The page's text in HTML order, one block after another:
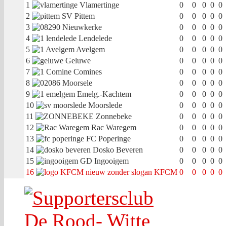
1
Vlamertinge 0 0 0 0 0
2
SV Pittem 0 0 0 0 0
3
Nieuwkerke 0 0 0 0 0
4
Lendelede 0 0 0 0 0
5
Avelgem 0 0 0 0 0
6
Geluwe 0 0 0 0 0
7
Comines 0 0 0 0 0
8
Moorsele 0 0 0 0 0
9
Emelg.-Kachtem 0 0 0 0 0
10
Moorslede 0 0 0 0 0
11
Zonnebeke 0 0 0 0 0
12
Rac Waregem 0 0 0 0 0
13
FC Poperinge 0 0 0 0 0
14
Dosko Beveren 0 0 0 0 0
15
GD Ingooigem 0 0 0 0 0
16
KFCM 0 0 0 0 0